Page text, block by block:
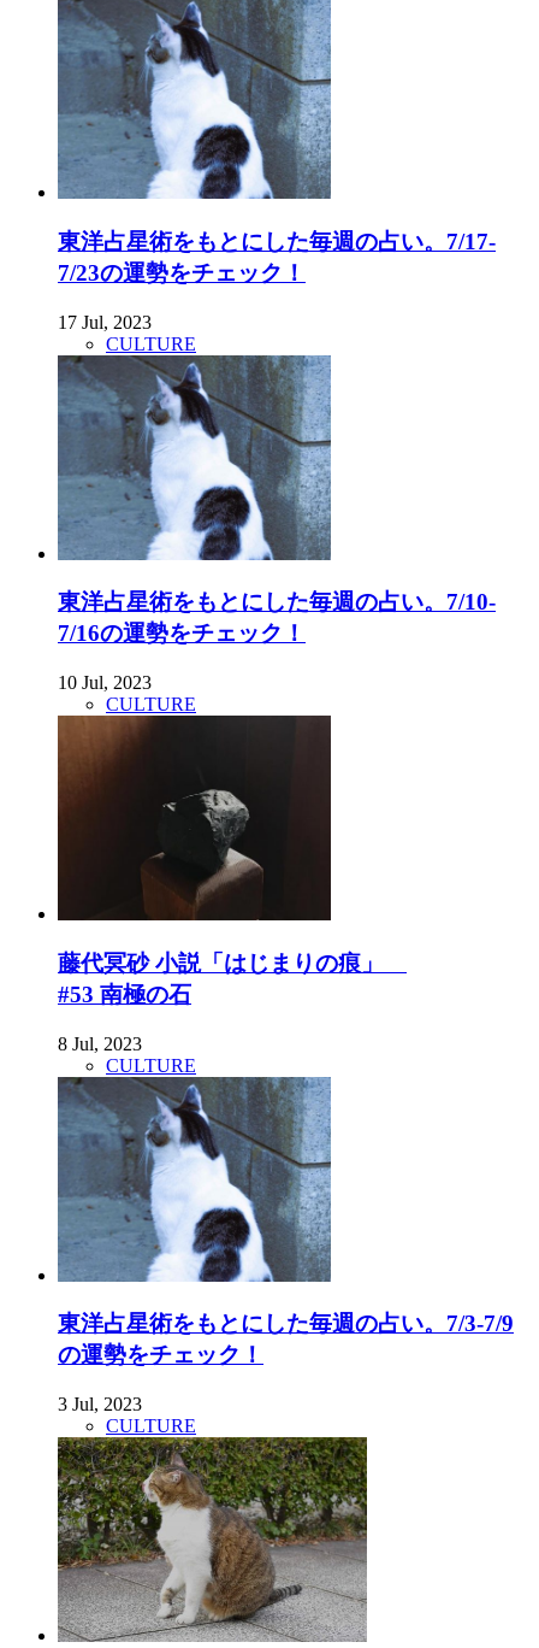
東洋占星術をもとにした毎週の占い。7/17-
7/23の運勢をチェック！
17 Jul, 2023
CULTURE
東洋占星術をもとにした毎週の占い。7/10-
7/16の運勢をチェック！
10 Jul, 2023
CULTURE
藤代冥砂 小説「はじまりの痕」
#53 南極の石
8 Jul, 2023
CULTURE
東洋占星術をもとにした毎週の占い。7/3-7/9
の運勢をチェック！
3 Jul, 2023
CULTURE